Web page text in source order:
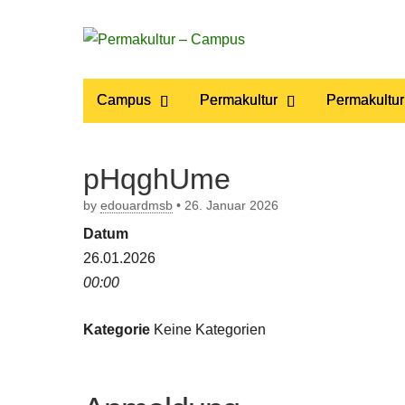
Permakultur
– Campus
Main
menu
Campus Permakultur
pHqghUme
by edouardmsb • 26. Januar 2026
Datum
26.01.2026
00:00
Kategorie Keine Kategorien